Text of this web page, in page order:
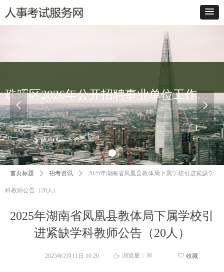
珠晖区2026年公开招聘事业单位工作人员笔试成绩查询入口
넳 넲
2025年湖南省凤凰县教体局下属学校引
进紧缺学科教师公告（20人）
首页标题 ꄲ 招考资讯 ꄲ 2025年湖南省凤凰县教体局下属学校引进紧缺学
科教师公告（20人）
2025年2月11日 10:20 ꄘ 浏览量： 36 ꄀ 收藏